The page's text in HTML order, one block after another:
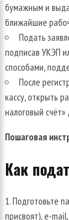
бумажным и
ближайшие
Подать
подписав УКЭП
способами,
После
кассу, открыть
налоговый
Пошаговая
Как
Подготовьте
присвоят), e-